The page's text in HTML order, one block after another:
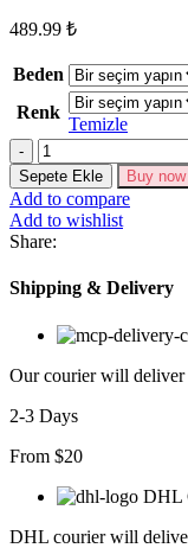
489.99 ₺
Beden
Renk
Temizle
Kadın
Askılı
Yuvarlak
Yaka
Kısa
Viskon
Elbise
adet
Sepete Ekle Buy now
Add to compare
Add to wishlist
Share:
Shipping & Delivery
Our courier will deliver
2-3 Days
From $20
DHL
DHL courier will